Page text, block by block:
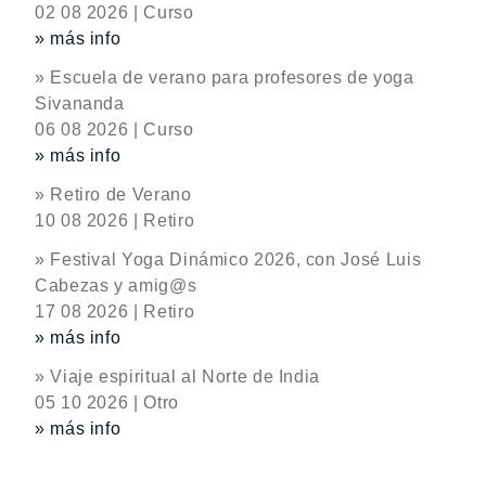
02 08 2026 | Curso
» más info
» Escuela de verano para profesores de yoga
Sivananda
06 08 2026 | Curso
» más info
» Retiro de Verano
10 08 2026 | Retiro
» Festival Yoga Dinámico 2026, con José Luis
Cabezas y amig@s
17 08 2026 | Retiro
» más info
» Viaje espiritual al Norte de India
05 10 2026 | Otro
» más info